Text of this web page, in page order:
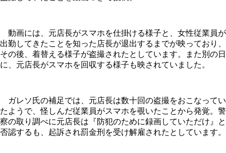
動画には、元店長がスマホを仕掛ける様子と、女性従業員が
出勤してきたことを知った店長が退出するまでが映っており、
その後、着替える様子が盗撮されたとしています。また別の日
に、元店長がスマホを回収する様子も映されていました。
ガレソ氏の補足では、元店長は数十回の盗撮をおこなってい
たようで、怪しんだ従業員がスマホを覗いたことから発覚。警
察の取り調べに元店長は『防犯のために録画していただけ』と
否認するも、起訴され罰金刑を受け解雇されたとしています。